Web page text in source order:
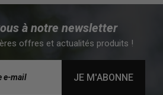
à notre newsletter
offres et actualités produits !
JE M'ABONNE